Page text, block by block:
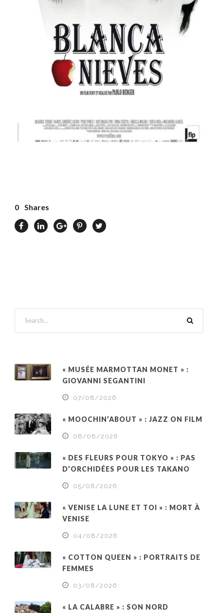
0 Shares
« MUSÉE MARMOTTAN MONET » :
GIOVANNI SEGANTINI
07/08/2026
« MOOCHIN’ABOUT » : JAZZ ON FILM
06/08/2026
« DES FLEURS POUR TOKYO » : PAS
D’ORCHIDÉES POUR LES TAKANO
05/08/2026
« VENISE LA LUNE ET TOI » : MORT À
VENISE
04/08/2026
« COTTON QUEEN » : PORTRAITS DE
FEMMES
03/08/2026
« LA CALABRE » : SON NORD